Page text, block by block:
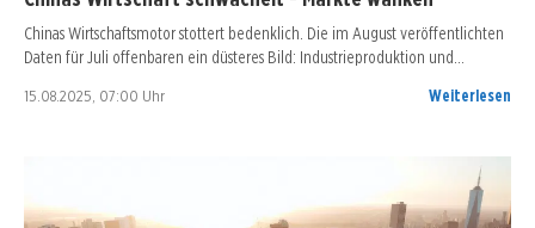
Chinas Wirtschaftsmotor stottert bedenklich. Die im August veröffentlichten
Daten für Juli offenbaren ein düsteres Bild: Industrieproduktion und…
15.08.2025, 07:00 Uhr Weiterlesen